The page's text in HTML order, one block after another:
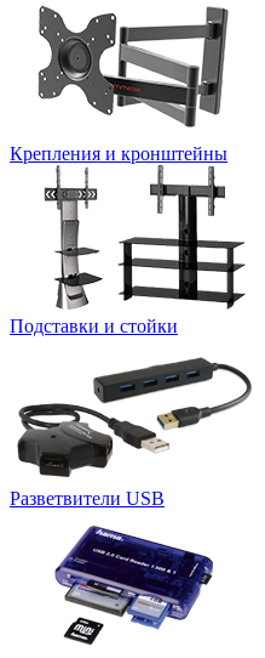
Крепления и кронштейны
Подставки и стойки
Разветвители USB